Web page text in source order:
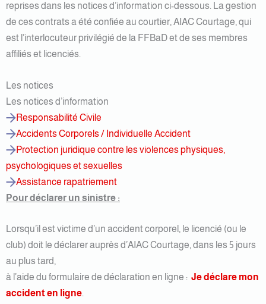
reprises dans les notices d’information ci-dessous. La gestion
de ces contrats a été confiée au courtier, AIAC Courtage, qui
est l’interlocuteur privilégié de la FFBaD et de ses membres
affiliés et licenciés.
Les notices
Les notices d’information
Responsabilité Civile
Accidents Corporels / Individuelle Accident
Protection juridique contre les violences physiques,
psychologiques et sexuelles
Assistance rapatriement
Pour déclarer un sinistre :
Lorsqu’il est victime d’un accident corporel, le licencié (ou le
club) doit le déclarer auprès d’AIAC Courtage, dans les 5 jours
au plus tard,
à l’aide du formulaire de déclaration en ligne : Je déclare mon
accident en ligne.